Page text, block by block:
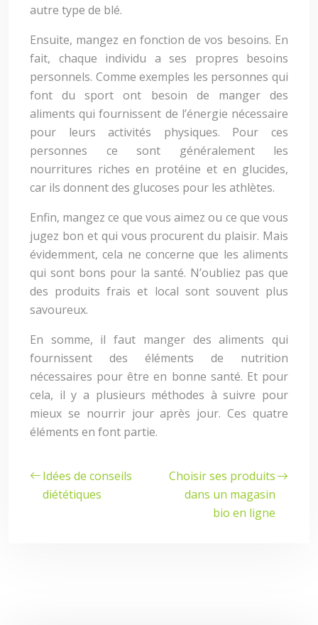
autre type de blé.
Ensuite, mangez en fonction de vos besoins. En
fait, chaque individu a ses propres besoins
personnels. Comme exemples les personnes qui
font du sport ont besoin de manger des
aliments qui fournissent de l’énergie nécessaire
pour leurs activités physiques. Pour ces
personnes ce sont généralement les
nourritures riches en protéine et en glucides,
car ils donnent des glucoses pour les athlètes.
Enfin, mangez ce que vous aimez ou ce que vous
jugez bon et qui vous procurent du plaisir. Mais
évidemment, cela ne concerne que les aliments
qui sont bons pour la santé. N’oubliez pas que
des produits frais et local sont souvent plus
savoureux.
En somme, il faut manger des aliments qui
fournissent des éléments de nutrition
nécessaires pour être en bonne santé. Et pour
cela, il y a plusieurs méthodes à suivre pour
mieux se nourrir jour après jour. Ces quatre
éléments en font partie.
Idées de conseils
diététiques
Choisir ses produits
dans un magasin
bio en ligne